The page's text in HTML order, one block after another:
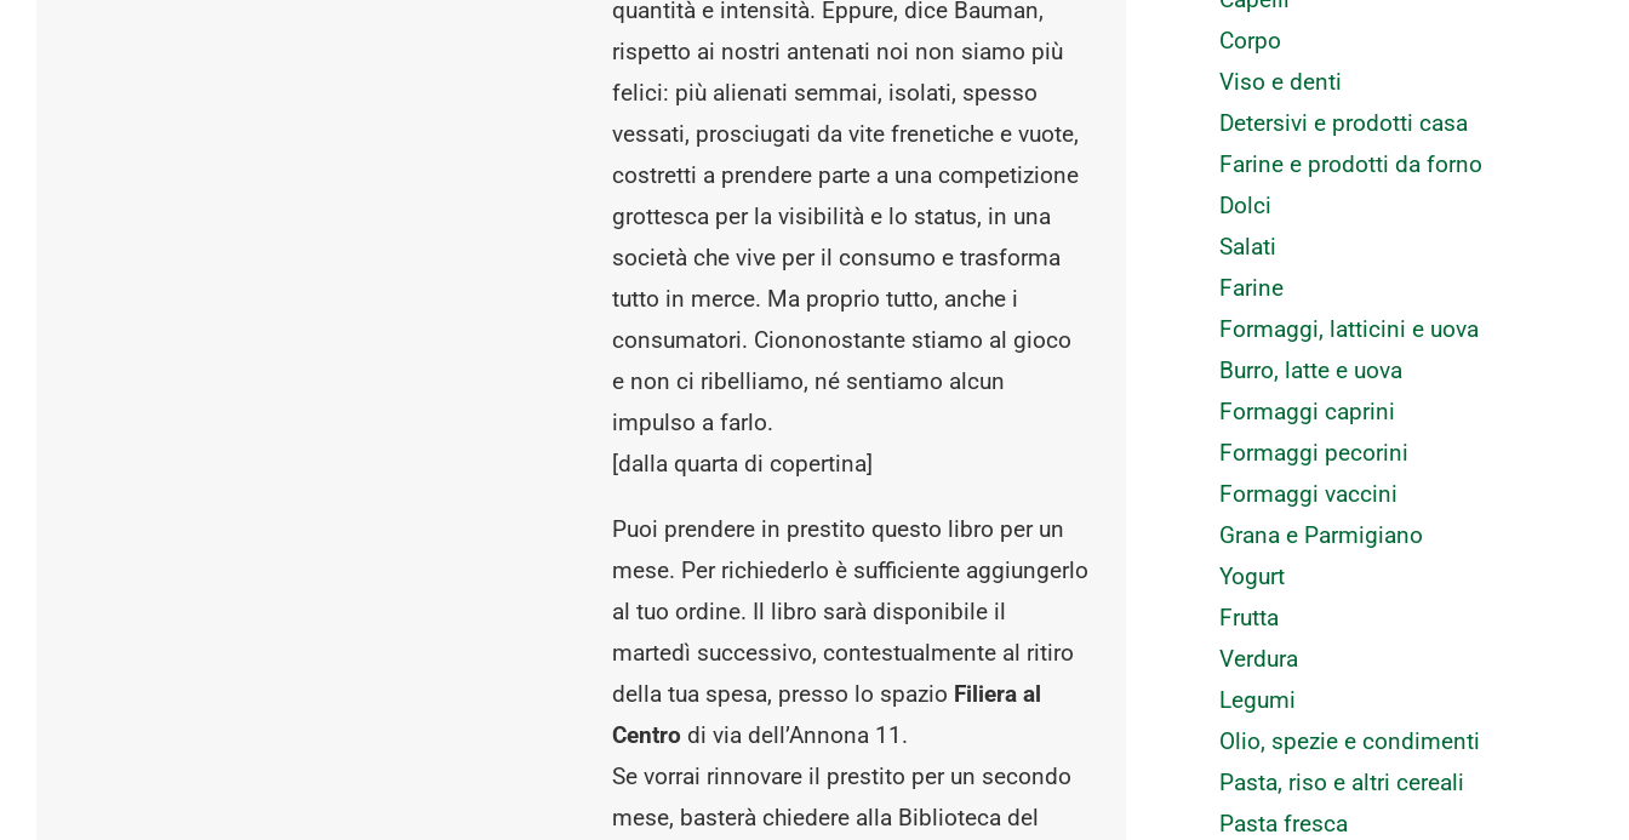
quantità e intensità. Eppure, dice Bauman,
rispetto ai nostri antenati noi non siamo più
felici: più alienati semmai, isolati, spesso
vessati, prosciugati da vite frenetiche e vuote,
costretti a prendere parte a una competizione
grottesca per la visibilità e lo status, in una
società che vive per il consumo e trasforma
tutto in merce. Ma proprio tutto, anche i
consumatori. Ciononostante stiamo al gioco
e non ci ribelliamo, né sentiamo alcun
impulso a farlo.
[dalla quarta di copertina]
Puoi prendere in prestito questo libro per un
mese. Per richiederlo è sufficiente aggiungerlo
al tuo ordine. Il libro sarà disponibile il
martedì successivo, contestualmente al ritiro
della tua spesa, presso lo spazio Filiera al
Centro di via dell’Annona 11.
Se vorrai rinnovare il prestito per un secondo
mese, basterà chiedere alla Biblioteca del
Corpo
Viso e denti
Detersivi e prodotti casa
Farine e prodotti da forno
Dolci
Salati
Farine
Formaggi, latticini e uova
Burro, latte e uova
Formaggi caprini
Formaggi pecorini
Formaggi vaccini
Grana e Parmigiano
Yogurt
Frutta
Verdura
Legumi
Olio, spezie e condimenti
Pasta, riso e altri cereali
Pasta fresca